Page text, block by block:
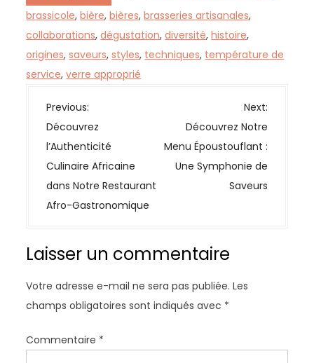
brassicole,bière,bières,brasseries artisanales,
collaborations,dégustation,diversité,histoire,
origines,saveurs,styles, techniques, température de
service,verre approprié
N
a
v
i
g
a
o
d
e
l
’
Previous:
Découvrez
l’Authenticité
Culinaire Africaine
dans Notre Restaurant
Afro-Gastronomique
Next:
Découvrez Notre
Menu Époustouflant :
Une Symphonie de
Saveurs
Laisser un commentaire
Votre adresse e-mail ne sera pas publiée. Les
champs obligatoires sont indiqués avec *
Commentaire *